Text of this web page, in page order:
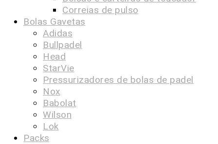
Correias de pulso
Bolas Gavetas
Adidas
Bullpadel
Head
StarVie
Pressurizadores de bolas de padel
Nox
Babolat
Wilson
Lok
Packs